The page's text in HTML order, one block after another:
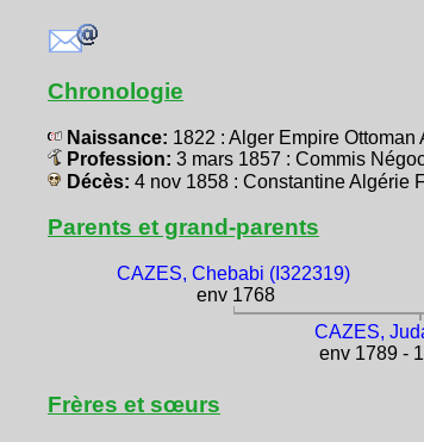
Chronologie
Naissance: 1822 : Alger Empire Ottoman
Profession: 3 mars 1857 : Commis
Décès: 4 nov 1858 : Constantine Algérie
Parents et grand-parents
CAZES, Chebabi (I322319)
env 1768
CAZES,
env 1789 -
Frères et sœurs